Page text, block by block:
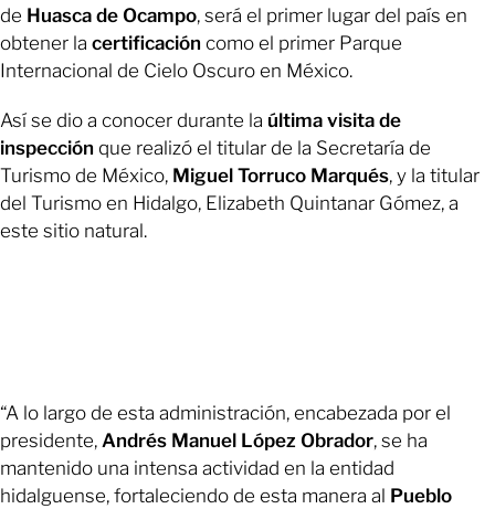
de Huasca de Ocampo, será el primer lugar del país en
obtener la certificación como el primer Parque
Internacional de Cielo Oscuro en México.
Así se dio a conocer durante la última visita de
inspección que realizó el titular de la Secretaría de
Turismo de México, Miguel Torruco Marqués, y la titular
del Turismo en Hidalgo, Elizabeth Quintanar Gómez, a
este sitio natural.
“A lo largo de esta administración, encabezada por el
presidente, Andrés Manuel López Obrador, se ha
mantenido una intensa actividad en la entidad
hidalguense, fortaleciendo de esta manera al Pueblo